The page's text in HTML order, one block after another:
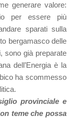
generare valore:
per essere più
sparati sulla
bergamasco delle
sono già preparate
dell’Energia è la
ha scommesso
provinciale e
teme che possa